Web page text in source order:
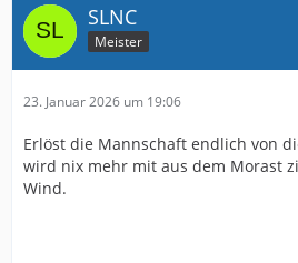
SLNC
Meister
23. Januar 2026 um 19:06
Erlöst die Mannschaft endlich von
wird nix mehr mit aus dem Morast
Wind.